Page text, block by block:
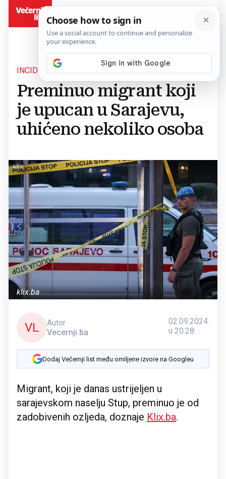
INCIDENT
Preminuo migrant koji
je upucan u Sarajevu,
uhićeno nekoliko osoba
klix.ba
VL
Autor
Vecernji.ba
02.09.2024.
u 20:28
Dodaj Večernji list među omiljene izvore na Googleu
Migrant, koji je danas ustrijeljen u
sarajevskom naselju Stup, preminuo je od
zadobivenih ozljeda, doznaje Klix.ba.